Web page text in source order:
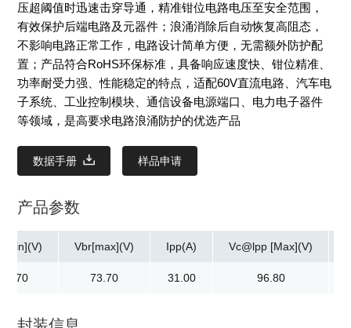
压超阈值时迅速击穿导通，精准钳位电路电压至安全范围，
有效保护后端电路及元器件；浪涌消除后自动恢复高阻态，
不影响电路正常工作，电路设计简单方便，无需额外防护配
置；产品符合RoHS环保标准，具备响应速度快、钳位精准、
功率耐受力强、性能稳定的特点，适配60V直流电路、汽车电
子系统、工业控制模块、通信设备电源端口、电力电子器件
等领域，是高要求电路浪涌防护的优选产品
数据手册 样品申请
产品参数
66.70
Vbr[max](V)
73.70
Ipp(A)
31.00
Vc@lpp [Max](V)
96.80